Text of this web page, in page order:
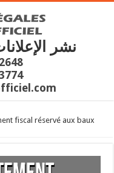
نشر
fiscal réservé aux baux